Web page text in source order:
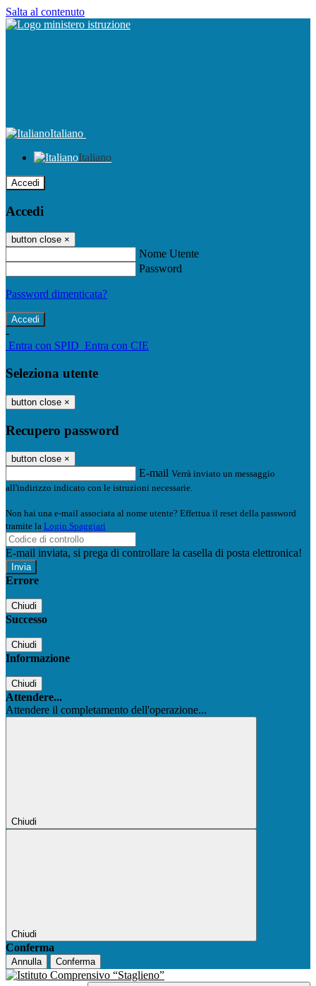
Salta al contenuto
Italiano
Italiano
Accedi
Accedi
button close ×
Nome Utente
Password
Password dimenticata?
-
Entra con SPID Entra con CIE
Seleziona utente
button close ×
Recupero password
button close ×
E-mail Verrà inviato un messaggio
all'indirizzo indicato con le istruzioni necessarie.
Non hai una e-mail associata al nome utente? Effettua il reset della password
tramite la Login Spaggiari
E-mail inviata, si prega di controllare la casella di posta elettronica!
Errore
Chiudi
Successo
Chiudi
Informazione
Chiudi
Attendere...
Attendere il completamento dell'operazione...
Chiudi
Chiudi
Conferma
Annulla Conferma